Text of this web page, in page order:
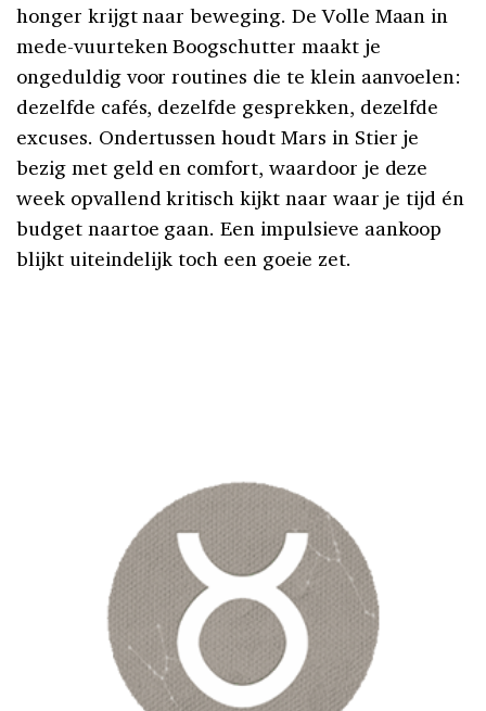
honger krijgt naar beweging. De Volle Maan in
mede-vuurteken Boogschutter maakt je
ongeduldig voor routines die te klein aanvoelen:
dezelfde cafés, dezelfde gesprekken, dezelfde
excuses. Ondertussen houdt Mars in Stier je
bezig met geld en comfort, waardoor je deze
week opvallend kritisch kijkt naar waar je tijd én
budget naartoe gaan. Een impulsieve aankoop
blijkt uiteindelijk toch een goeie zet.